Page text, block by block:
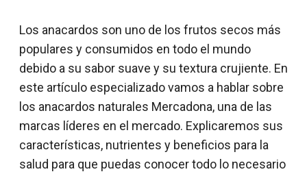
Los anacardos son uno de los frutos secos más
populares y consumidos en todo el mundo
debido a su sabor suave y su textura crujiente. En
este artículo especializado vamos a hablar sobre
los anacardos naturales Mercadona, una de las
marcas líderes en el mercado. Explicaremos sus
características, nutrientes y beneficios para la
salud para que puedas conocer todo lo necesario